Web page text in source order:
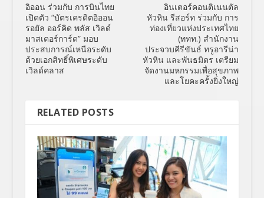
อิออน ร่วมกับ การบินไทย
เปิดตัว “บัตรเครดิตอิออน
รอยัล ออร์คิด พลัส เวิลด์
มาสเตอร์การ์ด” มอบ
ประสบการณ์เหนือระดับ
ด้วยเอกสิทธิ์พิเศษระดับ
เวิลด์คลาส
อินเตอร์คอนติเนนตัล
หัวหิน รีสอร์ท ร่วมกับ การ
ท่องเที่ยวแห่งประเทศไทย
(ททท.) สำนักงาน
ประจวบคีรีขันธ์ ทรูอารีน่า
หัวหิน และพันธมิตร เตรียม
จัดงานมหกรรมเพื่อสุขภาพ
และโยคะครั้งยิ่งใหญ่
RELATED POSTS